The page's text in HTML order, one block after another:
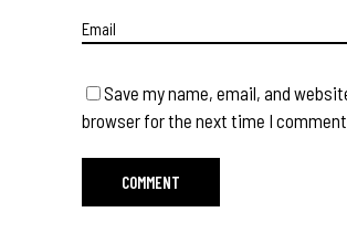
Save my name, email, and
browser for the next time I